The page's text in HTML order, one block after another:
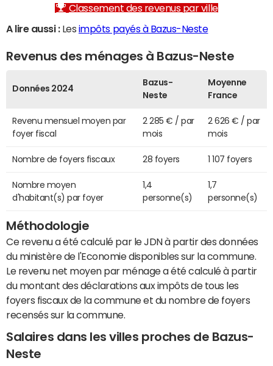
Classement des revenus par ville
A lire aussi :Les impôts payés à Bazus-Neste
Revenus des ménages à Bazus-Neste
Données 2024
Bazus-
Neste
Moyenne
France
Revenu mensuel moyen par
foyer fiscal
2 285 € / par
mois
2 626 € / par
mois
Nombre de foyers fiscaux 28 foyers 1 107 foyers
Nombre moyen
d'habitant(s) par foyer
1,4
personne(s)
1,7
personne(s)
Méthodologie
Ce revenu a été calculé par le JDN à partir des données
du ministère de l'Economie disponibles sur la commune.
Le revenu net moyen par ménage a été calculé à partir
du montant des déclarations aux impôts de tous les
foyers fiscaux de la commune et du nombre de foyers
recensés sur la commune.
Salaires dans les villes proches de Bazus-
Neste